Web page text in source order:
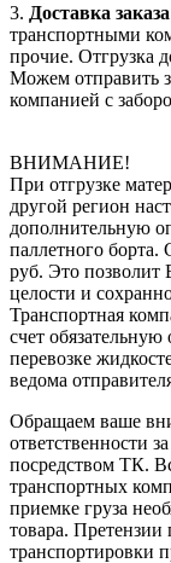
3. Доставка
транспортными
прочие. Отгрузка
Можем отправить
компанией с
ВНИМАНИЕ!
При отгрузке
другой регион
дополнительную
паллетного борта.
руб. Это позволит
целости и
Транспортная
счет
перевозке
ведома
Обращаем ваше
ответственности
посредством ТК.
транспортных
приемке груза
товара. Претензии
транспортировки